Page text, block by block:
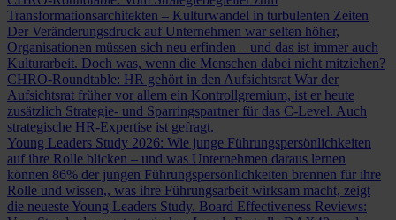
Transformationsarchitekten – Kulturwandel in turbulenten Zeiten
Der Veränderungsdruck auf Unternehmen war selten höher,
Organisationen müssen sich neu erfinden – und das ist immer auch
Kulturarbeit. Doch was, wenn die Menschen dabei nicht mitziehen?
CHRO-Roundtable: HR gehört in den Aufsichtsrat War der
Aufsichtsrat früher vor allem ein Kontrollgremium, ist er heute
zusätzlich Strategie- und Sparringspartner für das C-Level. Auch
strategische HR-Expertise ist gefragt.
Young Leaders Study 2026: Wie junge Führungspersönlichkeiten
auf ihre Rolle blicken – und was Unternehmen daraus lernen
können 86% der jungen Führungspersönlichkeiten brennen für ihre
Rolle und wissen,, was ihre Führungsarbeit wirksam macht, zeigt
die neueste Young Leaders Study. Board Effectiveness Reviews: